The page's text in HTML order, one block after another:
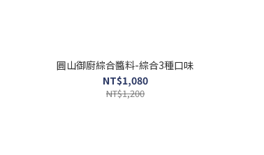
圓山御廚綜合醬料-綜合3種口味
NT$1,080
NT$1,200